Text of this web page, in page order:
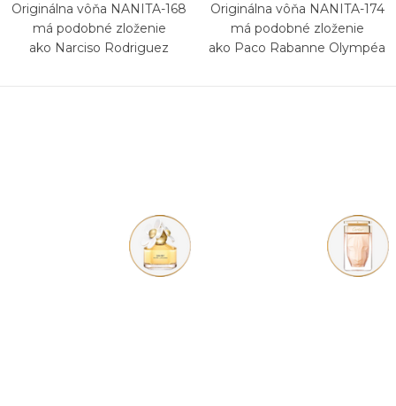
Originálna vôňa NANITA-168
má podobné zloženie
ako Narciso Rodriguez
Originálna vôňa NANITA-174
má podobné zloženie
ako Paco Rabanne Olympéa